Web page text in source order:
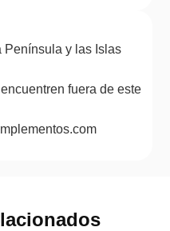
Península y las Islas
fuera de este